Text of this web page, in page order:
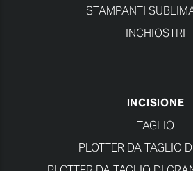
STAMPANTI
INCHIOSTRI
INCISIONE
TAGLIO
PLOTTER DA TAGLIO